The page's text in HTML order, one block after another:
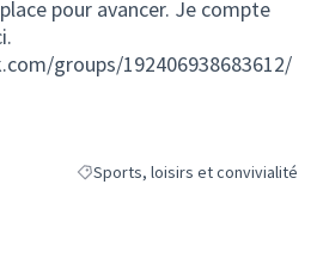
pour avancer. Je compte
groups/192406938683612/
Filtrer les résultats de la
Sports, loisirs et convivialité